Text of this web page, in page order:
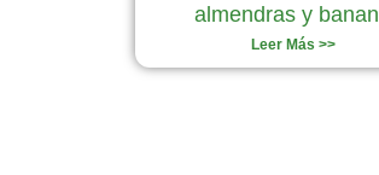
almendras y
Leer Más >>